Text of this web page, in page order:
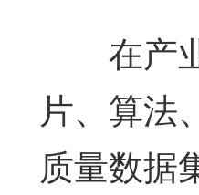
在产业
片、算法
质量数据